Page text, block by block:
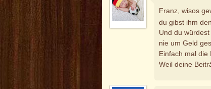
Franz, wisos
du gibst ihm
Und du
nie um Geld
Einfach mal die
Weil deine